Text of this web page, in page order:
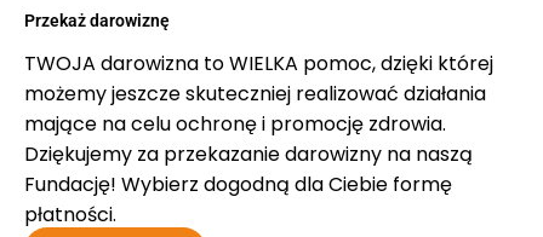
Przekaż darowiznę
TWOJA darowizna to WIELKA pomoc, dzięki której
możemy jeszcze skuteczniej realizować działania
mające na celu ochronę i promocję zdrowia.
Dziękujemy za przekazanie darowizny na naszą
Fundację! Wybierz dogodną dla Ciebie formę
płatności.